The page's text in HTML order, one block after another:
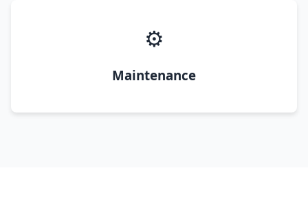
⚙️
Maintenance